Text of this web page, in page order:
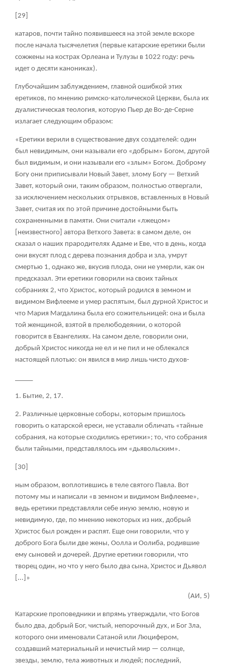
[29]
катаров, почти тайно появившееся на этой земле вскоре
после начала тысячелетия (первые катарские еретики были
сожжены на кострах Орлеана и Тулузы в 1022 году: речь
идет о десяти канониках).
Глубочайшим заблуждением, главной ошибкой этих
еретиков, по мнению римско-католической Церкви, была их
дуалистическая теология, которую Пьер де Во-де-Серне
излагает следующим образом:
«Еретики верили в существование двух создателей: один
был невидимым, они называли его «добрым» Богом, другой
был видимым, и они называли его «злым» Богом. Доброму
Богу они приписывали Новый Завет, злому Богу — Ветхий
Завет, который они, таким образом, полностью отвергали,
за исключением нескольких отрывков, вставленных в Новый
Завет, считая их по этой причине достойными быть
сохраненными в памяти. Они считали «лжецом»
[неизвестного] автора Ветхого Завета: в самом деле, он
сказал о наших прародителях Адаме и Еве, что в день, когда
они вкусят плод с дерева познания добра и зла, умрут
смертью 1, однако же, вкусив плода, они не умерли, как он
предсказал. Эти еретики говорили на своих тайных
собраниях 2, что Христос, который родился в земном и
видимом Вифлееме и умер распятым, был дурной Христос и
что Мария Магдалина была его сожительницей: она и была
той женщиной, взятой в прелюбодеянии, о которой
говорится в Евангелиях. На самом деле, говорили они,
добрый Христос никогда не ел и не пил и не облекался
настоящей плотью: он явился в мир лишь чисто духов-
1. Бытие, 2, 17.
2. Различные церковные соборы, которым пришлось
говорить о катарской ереси, не уставали обличать «тайные
собрания, на которые сходились еретики»; то, что собрания
были тайными, представлялось им «дьявольским».
[30]
ным образом, воплотившись в теле святого Павла. Вот
потому мы и написали «в земном и видимом Вифлееме»,
ведь еретики представляли себе иную землю, новую и
невидимую, где, по мнению некоторых из них, добрый
Христос был рожден и распят. Еще они говорили, что у
доброго Бога были две жены, Оолла и Оолиба, родившие
ему сыновей и дочерей. Другие еретики говорили, что
творец один, но что у него было два сына, Христос и Дьявол
[...]»
(АИ, 5)
Катарские проповедники и впрямь утверждали, что Богов
было два, добрый Бог, чистый, непорочный дух, и Бог Зла,
которого они именовали Сатаной или Люцифером,
создавший материальный и нечистый мир — солнце,
звезды, землю, тела животных и людей; последний,